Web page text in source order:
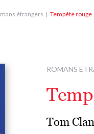
étrangers Tempête rouge
ROMANS
Tom